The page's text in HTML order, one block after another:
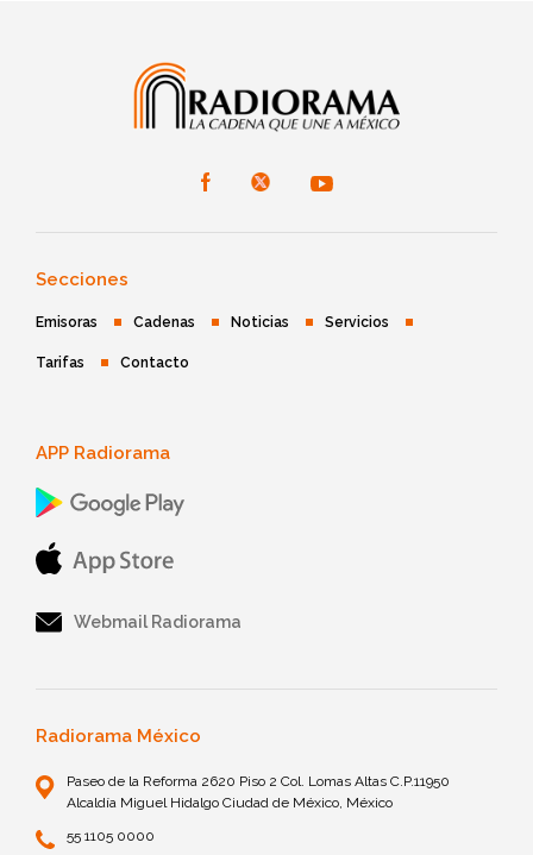
Secciones
Emisoras Cadenas Noticias Servicios
Tarifas Contacto
APP Radiorama
Webmail Radiorama
Radiorama México
Paseo de la Reforma 2620 Piso 2 Col. Lomas Altas C.P.11950
Alcaldía Miguel Hidalgo Ciudad de México, México
55 1105 0000